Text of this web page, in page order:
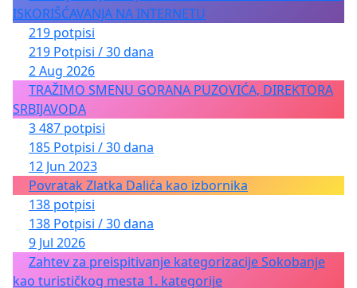
ISKORIŠĆAVANJA NA INTERNETU
219 potpisi
219 Potpisi / 30 dana
2 Aug 2026
TRAŽIMO SMENU GORANA PUZOVIĆA, DIREKTORA
SRBIJAVODA
3 487 potpisi
185 Potpisi / 30 dana
12 Jun 2023
Povratak Zlatka Dalića kao izbornika
138 potpisi
138 Potpisi / 30 dana
9 Jul 2026
Zahtev za preispitivanje kategorizacije Sokobanje
kao turističkog mesta 1. kategorije